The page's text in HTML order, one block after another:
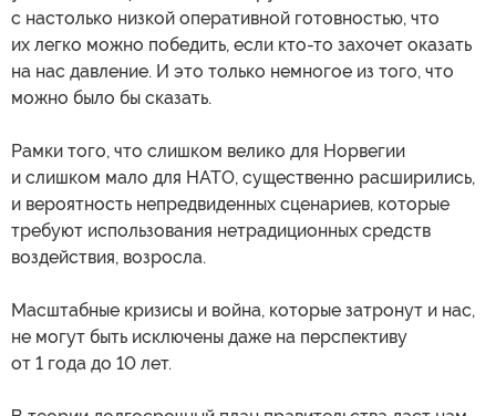
с настолько низкой оперативной готовностью, что
их легко можно победить, если кто-то захочет оказать
на нас давление. И это только немногое из того, что
можно было бы сказать.
Рамки того, что слишком велико для Норвегии
и слишком мало для НАТО, существенно расширились,
и вероятность непредвиденных сценариев, которые
требуют использования нетрадиционных средств
воздействия, возросла.
Масштабные кризисы и война, которые затронут и нас,
не могут быть исключены даже на перспективу
от 1 года до 10 лет.